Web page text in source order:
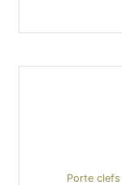
Porte